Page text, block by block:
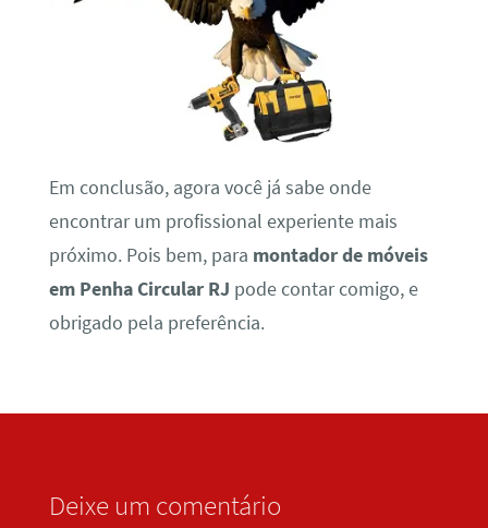
Em conclusão, agora você já sabe onde
encontrar um profissional experiente mais
próximo. Pois bem, para montador de móveis
em Penha Circular RJ pode contar comigo, e
obrigado pela preferência.
Deixe um comentário